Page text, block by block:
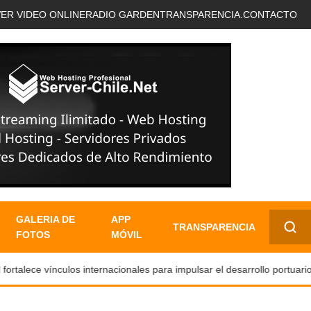
VIDEO ONLINERADIO GARDENTRANSPARENCIA. CONTACTO
GALERIA DE
FOTOS
APP
MÓVIL
TRANSPARENCIA
✕
vínculos internacionales para impulsar el desarrollo portuario y